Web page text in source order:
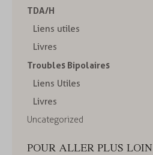
TDA/H
Liens utiles
Livres
Troubles Bipolaires
Liens Utiles
Livres
Uncategorized
POUR ALLER PLUS LOIN